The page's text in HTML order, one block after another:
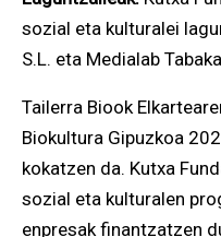
sozial eta kulturalei
S.L. eta Medialab
Tailerra Biook
Biokultura Gipuzkoa
kokatzen da. Kutxa
sozial eta kulturalen
enpresak finantzatzen